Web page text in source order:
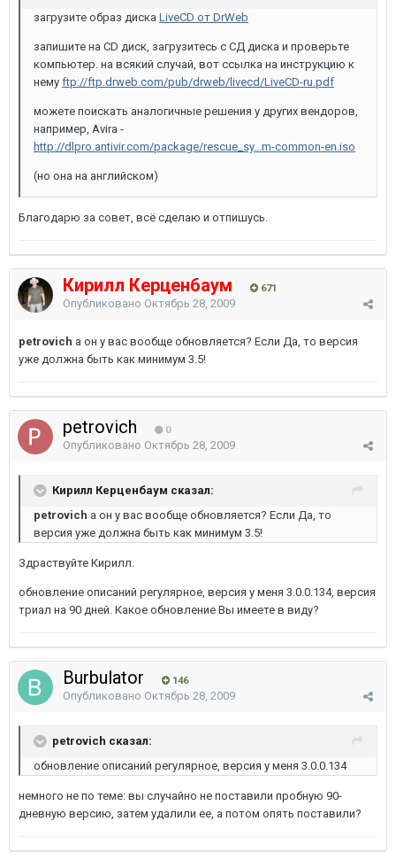
загрузите образ диска LiveCD от DrWeb
запишите на CD диск, загрузитесь с СД диска и проверьте
компьютер. на всякий случай, вот ссылка на инструкцию к
нему ftp://ftp.drweb.com/pub/drweb/livecd/LiveCD-ru.pdf
можете поискать аналогичные решения у других вендоров,
например, Avira -
http://dlpro.antivir.com/package/rescue_sy...m-common-en.iso
(но она на английском)
Благодарю за совет, всё сделаю и отпишусь.
Кирилл Керценбаум 671
Опубликовано Октябрь 28, 2009
petrovich а он у вас вообще обновляется? Если Да, то версия
уже должна быть как минимум 3.5!
petrovich 0
Опубликовано Октябрь 28, 2009
Кирилл Керценбаум сказал:
petrovich а он у вас вообще обновляется? Если Да, то
версия уже должна быть как минимум 3.5!
Здраствуйте Кирилл.
обновление описаний регулярное, версия у меня 3.0.0.134, версия
триал на 90 дней. Какое обновление Вы имеете в виду?
Burbulator 146
Опубликовано Октябрь 28, 2009
petrovich сказал:
обновление описаний регулярное, версия у меня 3.0.0.134
немного не по теме: вы случайно не поставили пробную 90-
дневную версию, затем удалили ее, а потом опять поставили?